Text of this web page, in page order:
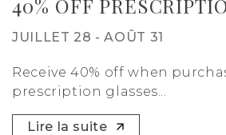
40% OFF
JUILLET 28 - AOÛT 31
Receive 40% off when
prescription glasses...
Lire la suite